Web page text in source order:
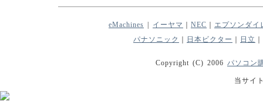
eMachines イーヤマ NEC
エプソンダイ
パナソニック
日本ビクター 日立
Copyright (C) 2006 パソコン
当サイ